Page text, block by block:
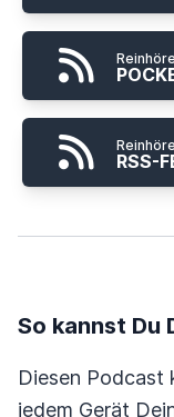
RSS-
So kannst Du
Diesen Podcast
jedem Gerät